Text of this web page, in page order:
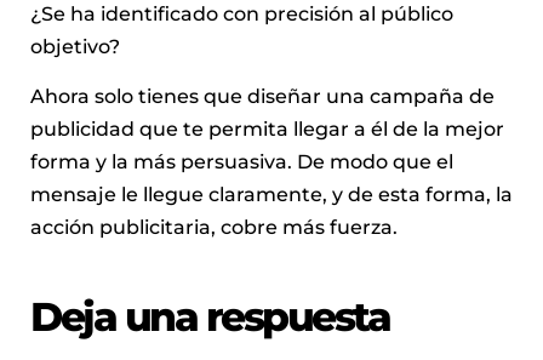
¿Se ha identificado con precisión al público
objetivo?
Ahora solo tienes que diseñar una campaña de
publicidad que te permita llegar a él de la mejor
forma y la más persuasiva. De modo que el
mensaje le llegue claramente, y de esta forma, la
acción publicitaria, cobre más fuerza.
Deja una respuesta